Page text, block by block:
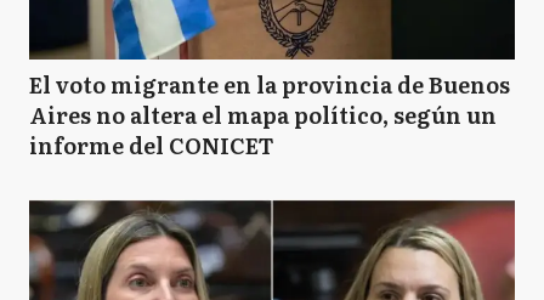
El voto migrante en la provincia de Buenos
Aires no altera el mapa político, según un
informe del CONICET